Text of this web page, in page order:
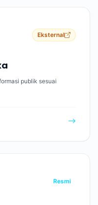
Eksternal
publik sesuai
Resmi